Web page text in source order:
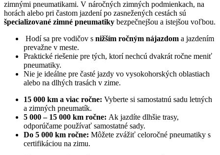
zimnými pneumatikami. V náročných zimných podmienkach, na
horách alebo pri častom jazdení po zasnežených cestách sú
špecializované zimné pneumatiky bezpečnejšou a istejšou voľbou.
Hodí sa pre vodičov s nižším ročným nájazdom a jazdením
prevažne v meste.
Praktické riešenie pre tých, ktorí nechcú dvakrát ročne meniť
pneumatiky.
Nie je ideálne pre časté jazdy vo vysokohorských oblastiach
alebo na dlhých trasách v zime.
15 000 km a viac ročne: Vyberte si samostatnú sadu letných
a zimných pneumatík.
5 000 – 15 000 km ročne: Ak jazdíte dlhšie trasy,
odporúčame používať samostatné sady.
Do 5 000 km ročne: Môžete zvážiť celoročné pneumatiky s
certifikáciou na zimu.